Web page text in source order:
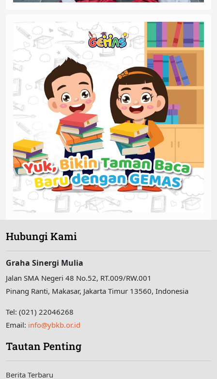
Hubungi Kami
Graha Sinergi Mulia
Jalan SMA Negeri 48 No.52, RT.009/RW.001
Pinang Ranti, Makasar, Jakarta Timur 13560, Indonesia
Tel: (021) 22046268
Email: info@ybkb.or.id
Tautan Penting
Berita Terbaru